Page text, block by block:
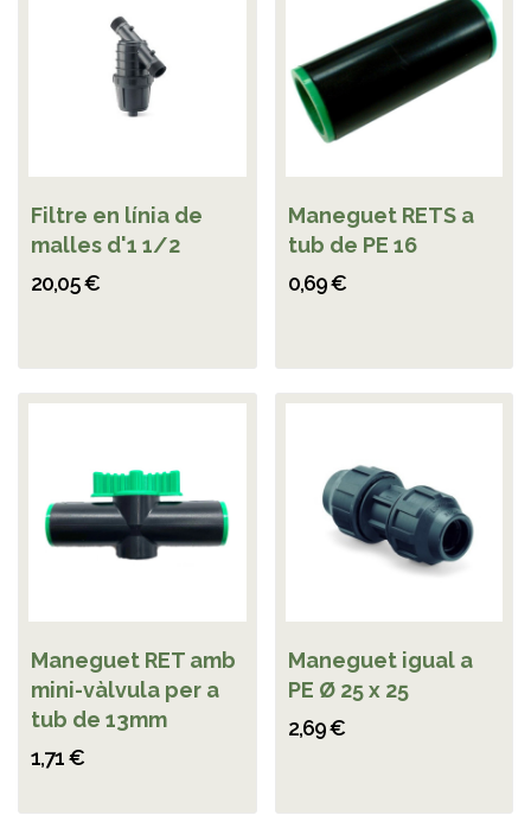
Filtre en línia de
malles d'1 1/2
20,05 €
Maneguet RETS a
tub de PE 16
0,69 €
Maneguet RET amb
mini-vàlvula per a
tub de 13mm
1,71 €
Maneguet igual a
PE Ø 25 x 25
2,69 €